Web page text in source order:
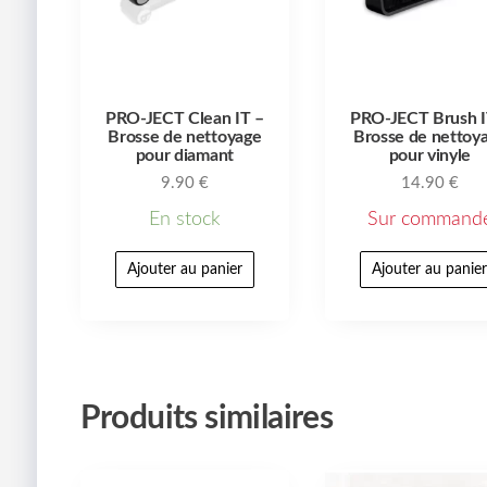
PRO-JECT Clean IT –
Brosse de nettoyage
pour diamant
9.90 €
En stock
Ajouter au panier
PRO-JECT Brush
Brosse de
pour vinyle
14.90 €
Sur
Ajouter au panier
Produits similaires